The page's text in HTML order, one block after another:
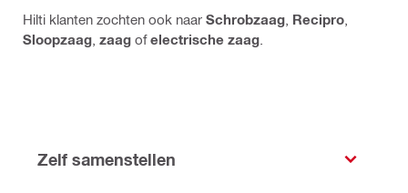
Hilti klanten zochten ook naar Schrobzaag Recipro
Sloopzaag zaag ofelectrische zaag
Zelf samenstellen